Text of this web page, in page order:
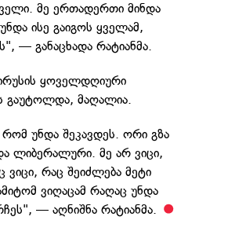
მე ერთადერთი მინდა
ისე გაიგოს ყველამ,
— განაცხადა რატიანმა.
ყოველდღიური
გაუტოლდა, მაღალია.
უნდა შეკავდეს. ორი გზა
ლიბერალური. მე არ ვიცი,
რაც შეიძლება მეტი
ვიღაცამ რაღაც უნდა
— აღნიშნა რატიანმა.